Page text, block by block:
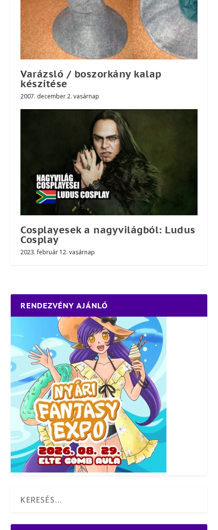
Varázsló / boszorkány kalap
készítése
2007. december 2. vasárnap
Cosplayesek a nagyvilágból: Ludus
Cosplay
2023. február 12. vasárnap
RENDEZVÉNY AJÁNLÓ